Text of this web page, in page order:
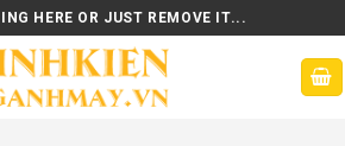
HERE OR JUST REMOVE IT...